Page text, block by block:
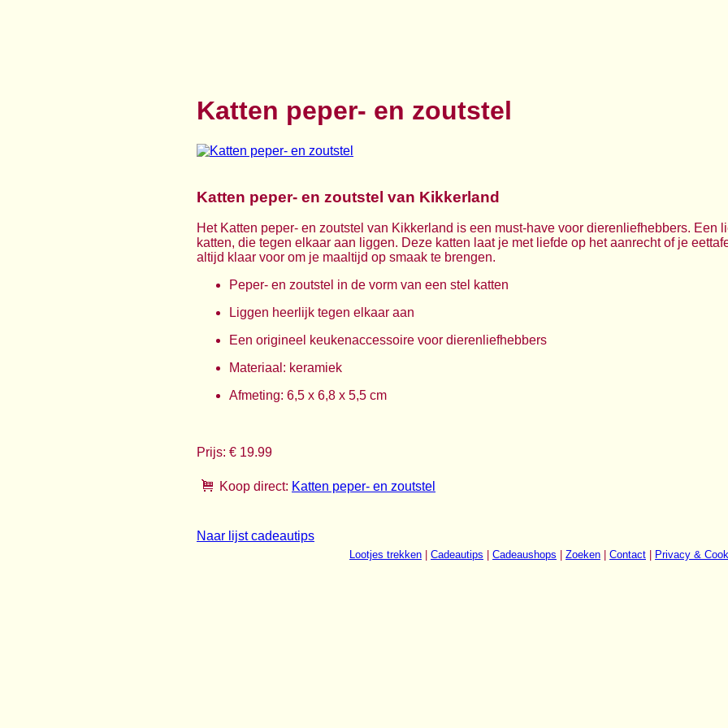
Katten peper- en zoutstel
Katten peper- en zoutstel van Kikkerland
Het Katten peper- en zoutstel van Kikkerland is een must-have voor dierenliefhebbers. Een
katten, die tegen elkaar aan liggen. Deze katten laat je met liefde op het aanrecht of je
altijd klaar voor om je maaltijd op smaak te brengen.
Peper- en zoutstel in de vorm van een stel katten
Liggen heerlijk tegen elkaar aan
Een origineel keukenaccessoire voor dierenliefhebbers
Materiaal: keramiek
Afmeting: 6,5 x 6,8 x 5,5 cm
Prijs: € 19.99
Koop direct: Katten peper- en zoutstel
Naar lijst cadeautips
Lootjes trekken Cadeautips Cadeaushops Zoeken Contact Privacy &